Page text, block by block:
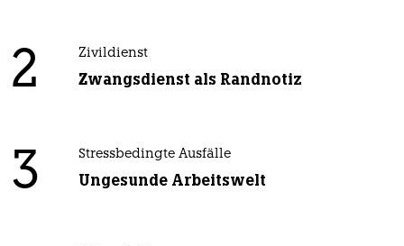
2 Zivildienst
Zwangsdienst als Randnotiz
3 Stressbedingte Ausfälle
Ungesunde Arbeitswelt